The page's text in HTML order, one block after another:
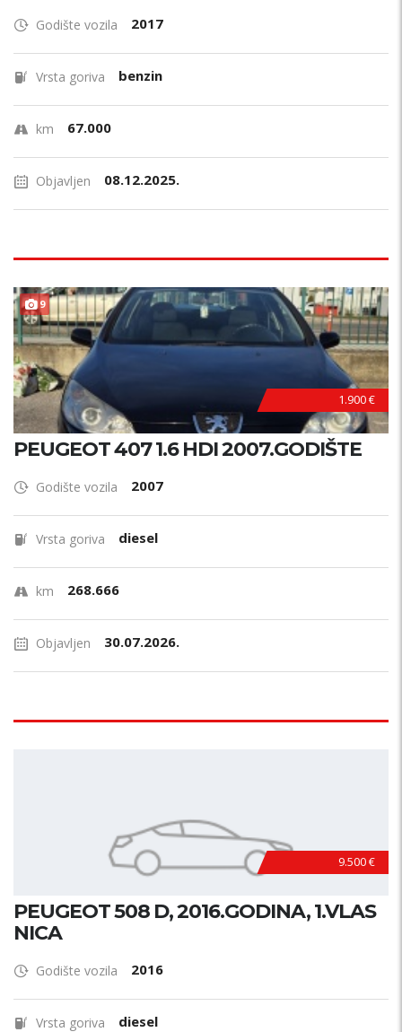
Godište vozila 2017
Vrsta goriva benzin
km 67.000
Objavljen 08.12.2025.
9
1.900 €
PEUGEOT 407 1.6 HDI 2007.GODIŠTE
Godište vozila 2007
Vrsta goriva diesel
km 268.666
Objavljen 30.07.2026.
9.500 €
PEUGEOT 508 D, 2016.GODINA, 1.VLAS
NICA
Godište vozila 2016
Vrsta goriva diesel